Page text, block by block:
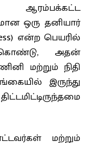
ஒரு தனியார்
என்ற பெயரில்
அதன்
மற்றும் நிதி
இருந்து
மற்றும்